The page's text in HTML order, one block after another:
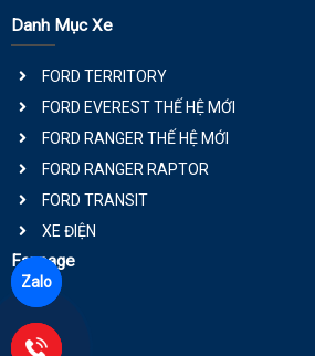
Danh Mục Xe
FORD TERRITORY
FORD EVEREST THẾ HỆ MỚI
FORD RANGER THẾ HỆ MỚI
FORD RANGER RAPTOR
FORD TRANSIT
XE ĐIỆN
Fanpage
Zalo